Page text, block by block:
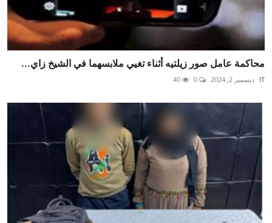
محاكمة عامل صور زيلتيه أثناء تغيي ملابسهما في الشيخ زاي...
IT ديسمبر 2, 2024